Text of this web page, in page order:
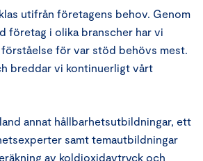
utifrån företagens behov. Genom
företag i olika branscher har vi
för var stöd behövs mest.
breddar vi kontinuerligt vårt
annat hållbarhetsutbildningar, ett
samt temautbildningar
av koldioxidavtryck och